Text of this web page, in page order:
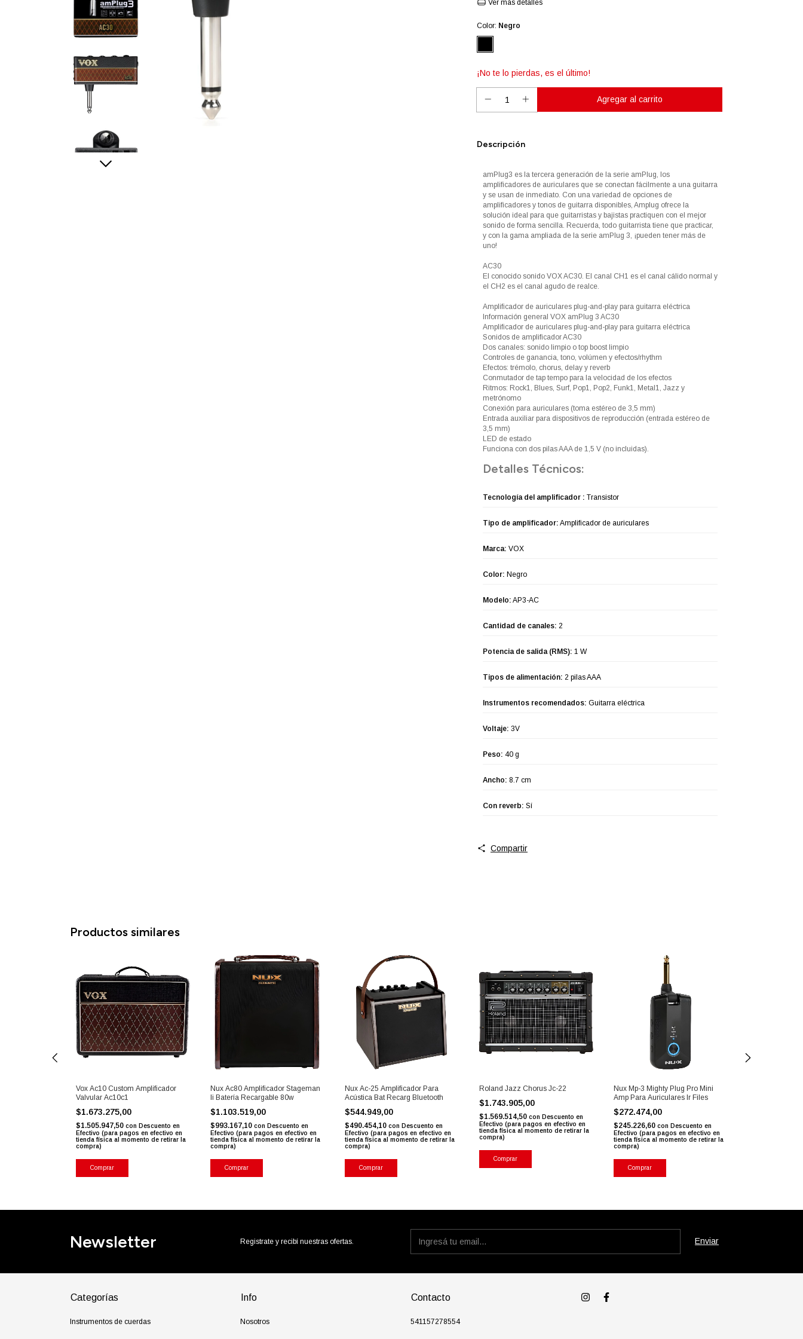
Ver más detalles
Color: Negro
¡No te lo pierdas, es el último!
Descripción
amPlug3 es la tercera generación de la serie amPlug, los
amplificadores de auriculares que se conectan fácilmente a una guitarra
y se usan de inmediato. Con una variedad de opciones de
amplificadores y tonos de guitarra disponibles, Amplug ofrece la
solución ideal para que guitarristas y bajistas practiquen con el mejor
sonido de forma sencilla. Recuerda, todo guitarrista tiene que practicar,
y con la gama ampliada de la serie amPlug 3, ¡pueden tener más de
uno!
AC30
El conocido sonido VOX AC30. El canal CH1 es el canal cálido normal y
el CH2 es el canal agudo de realce.
Amplificador de auriculares plug-and-play para guitarra eléctrica
Información general VOX amPlug 3 AC30
Amplificador de auriculares plug-and-play para guitarra eléctrica
Sonidos de amplificador AC30
Dos canales: sonido limpio o top boost limpio
Controles de ganancia, tono, volúmen y efectos/rhythm
Efectos: trémolo, chorus, delay y reverb
Conmutador de tap tempo para la velocidad de los efectos
Ritmos: Rock1, Blues, Surf, Pop1, Pop2, Funk1, Metal1, Jazz y
metrónomo
Conexión para auriculares (toma estéreo de 3,5 mm)
Entrada auxiliar para dispositivos de reproducción (entrada estéreo de
3,5 mm)
LED de estado
Funciona con dos pilas AAA de 1,5 V (no incluidas).
Detalles Técnicos:
Tecnología del amplificador : Transistor
Tipo de amplificador: Amplificador de auriculares
Marca: VOX
Color: Negro
Modelo: AP3-AC
Cantidad de canales: 2
Potencia de salida (RMS): 1 W
Tipos de alimentación: 2 pilas AAA
Instrumentos recomendados: Guitarra eléctrica
Voltaje: 3V
Peso: 40 g
Ancho: 8.7 cm
Con reverb: Sí
Compartir
Productos similares
Vox Ac10 Custom Amplificador
Valvular Ac10c1
$1.673.275,00
$1.505.947,50 con Descuento en
Efectivo (para pagos en efectivo en
tienda física al momento de retirar la
compra)
Comprar
Nux Ac80 Amplificador Stageman
Ii Batería Recargable 80w
$1.103.519,00
$993.167,10 con Descuento en
Efectivo (para pagos en efectivo en
tienda física al momento de retirar la
compra)
Comprar
Nux Ac-25 Amplificador Para
Acústica Bat Recarg Bluetooth
$544.949,00
$490.454,10 con Descuento en
Efectivo (para pagos en efectivo en
tienda física al momento de retirar la
compra)
Comprar
Roland Jazz Chorus Jc-22
$1.743.905,00
$1.569.514,50 con Descuento en
Efectivo (para pagos en efectivo en
tienda física al momento de retirar la
compra)
Comprar
Nux Mp-3 Mighty Plug Pro Mini
Amp Para Auriculares Ir Files
$272.474,00
$245.226,60 con Descuento en
Efectivo (para pagos en efectivo en
tienda física al momento de retirar la
compra)
Comprar
Newsletter Registrate y recibí nuestras ofertas.
Categorías
Instrumentos de cuerdas
Info
Nosotros
Contacto
541157278554